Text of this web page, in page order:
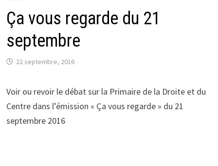
Ça vous regarde du 21
septembre
22 septembre, 2016
Voir ou revoir le débat sur la Primaire de la Droite et du
Centre dans l’émission « Ça vous regarde » du 21
septembre 2016